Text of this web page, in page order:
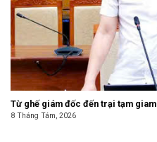
Từ ghế giám đốc đến trại tạm giam
8 Tháng Tám, 2026